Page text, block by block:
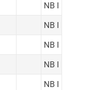
NB I
NB I
NB I
NB I
NB I